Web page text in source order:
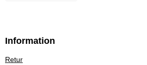
Information
Retur